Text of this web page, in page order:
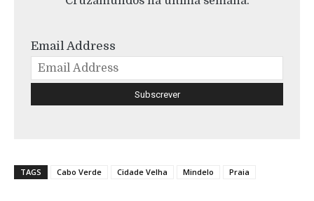
Email Address
TAGS Cabo Verde Cidade Velha Mindelo Praia